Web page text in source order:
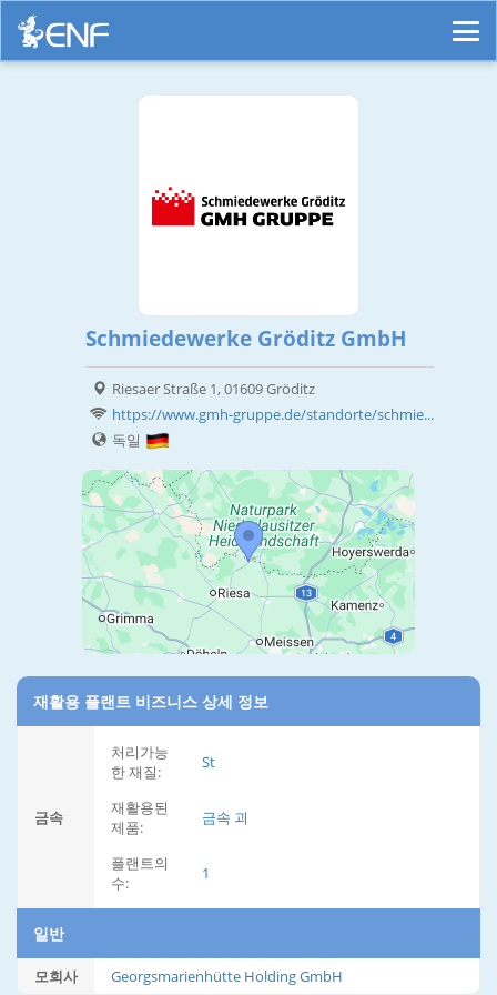
Schmiedewerke Gröditz GmbH
Riesaer Straße 1, 01609 Gröditz
https://www.gmh-gruppe.de/standorte/schmie...
독일
재활용 플랜트 비즈니스 상세 정보
금속
처리가능
한 재질:
St
재활용된
제품:
금속 괴
플랜트의
수:
1
일반
모회사 Georgsmarienhütte Holding GmbH